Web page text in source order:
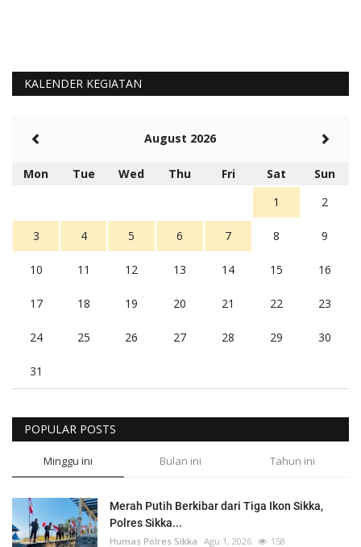
KALENDER KEGIATAN
August 2026
Mon Tue Wed Thu Fri Sat
Sun
1
2
3 4 5 6 7 8 9
10 11 12 13 14 15 16
17 18 19 20 21 22 23
24 25 26 27 28 29 30
31
POPULAR POSTS
Minggu ini Bulan ini Tahun ini
Merah Putih Berkibar dari Tiga Ikon Sikka,
Polres Sikka...
Humas Polres Sikka Agu 1, 2026 158